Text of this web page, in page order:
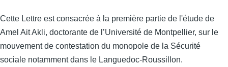
Cette Lettre est consacrée à la première partie de l'étude de
Amel Ait Akli, doctorante de l’Université de Montpellier, sur le
mouvement de contestation du monopole de la Sécurité
sociale notamment dans le Languedoc-Roussillon.